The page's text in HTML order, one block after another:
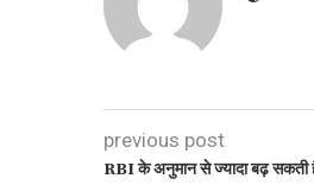
previous post
RBI के अनुमान से ज्यादा बढ़ सकती